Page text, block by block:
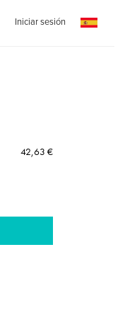
Iniciar sesión
42,63 €